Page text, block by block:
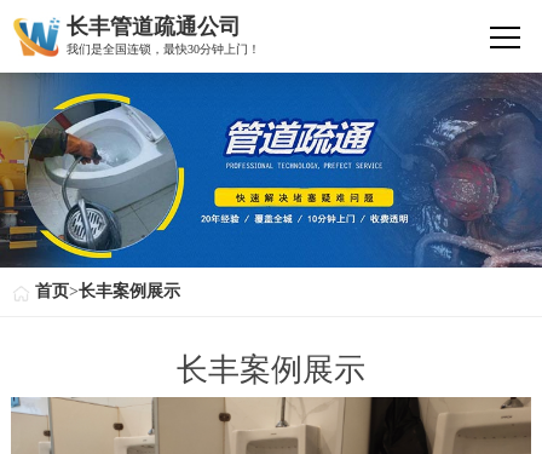
长丰管道疏通公司
我们是全国连锁，最快30分钟上门！
首页>长丰案例展示
长丰案例展示